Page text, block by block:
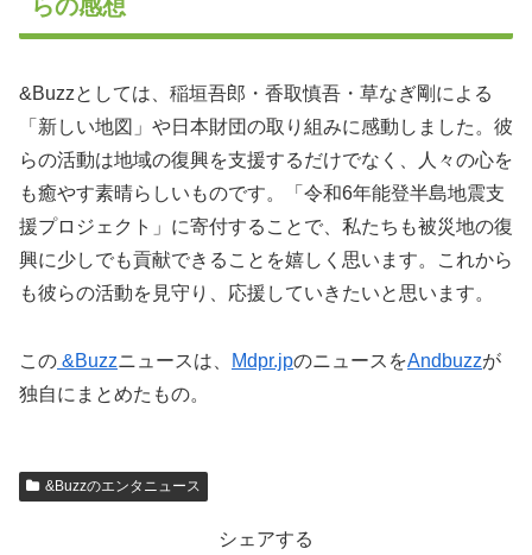
らの感想
&Buzzとしては、稲垣吾郎・香取慎吾・草なぎ剛による
「新しい地図」や日本財団の取り組みに感動しました。彼
らの活動は地域の復興を支援するだけでなく、人々の心を
も癒やす素晴らしいものです。「令和6年能登半島地震支
援プロジェクト」に寄付することで、私たちも被災地の復
興に少しでも貢献できることを嬉しく思います。これから
も彼らの活動を見守り、応援していきたいと思います。
この &Buzzニュースは、 Mdpr.jpのニュースをAndbuzzが
独自にまとめたもの。
&Buzzのエンタニュース
シェアする